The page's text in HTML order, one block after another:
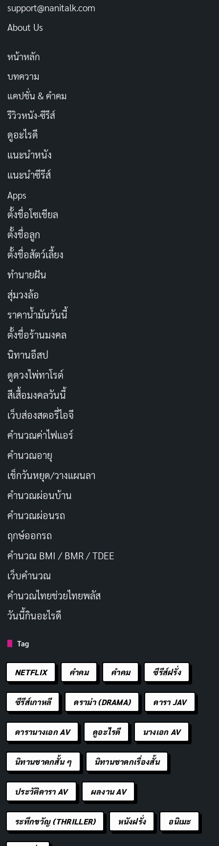
ความสามัคคีในครอบครัวและเพื่อนฝูง
ส่งท้ายปีเก่าด้วยความประทับใจและ
ส่งความรักและความสุขให้กับปีใหม่ที่
กำลังมาถึง
ปีใหม่กำลังมาถึง ขอให้ทุกคนมีความสุข
สุขภาพแข็งแรง และมีความสำเร็จใน
ทุกๆ ด้านของชีวิต
ใหม่ในปีหน้า
ปีใหม่เริ่มต้นด้วยพลังใหม่และความหวัง
ที่สดใส
ปีใหม่เริ่มต้นใหม่ พร้อมกับความหวังใหม่
ปีใหม่เริ่มต้นใหม่ ขอให้ทุกวันเต็มไปด้วย
ความสุข
ขอให้ปีใหม่นี้ นำพาโชคดีมาสู่ทุกคน
ปีใหม่คือโอกาสในการเติมเต็มความฝัน
ปีใหม่กำลังมาถึง ขอให้ทุกคนมีความสุข
เรียนรู้และพัฒนาตนเอง
ต้อนรับปีใหม่ด้วยความหวังและการเริ่ม
ต้นที่สดใส
ปีใหม่กำลังมาเยือน ขอให้ทุกคนมีความ
การสร้างสรรค์สิ่งใหม่ๆ
ปีใหม่คือโอกาสใหม่ในการเริ่มต้นใหม่
ปีใหม่นี้ ขอให้ทุกคนมีแต่เรื่องดีๆ เข้ามา
ในชีวิต
คัดลอก
ทิ้งความเครียดและปัญหาไว้ในปีเก่า
พร้อมกับเริ่มต้นปีใหม่ด้วยใจที่สดใส
คัดลอก
ส่งท้ายปีด้วยความกตัญญู ต้อนรับปีใหม่
ด้วยหัวใจที่เปี่ยมด้วยความหวังและความ
สุข
เริ่มต้นปีใหม่ด้วยความตั้งใจและความมุ่ง
คัดลอก
support@nanitalk.com
About Us
หน้าหลัก
บทความ
แคปชั่น & คำคม
รีวิวหนัง-ซีรีส์
ดูอะไรดี
แนะนำหนัง
แนะนำซีรีส์
Apps
ตั้งชื่อโซเชียล
ตั้งชื่อลูก
ตั้งชื่อสัตว์เลี้ยง
ทำนายฝัน
สุ่มวงล้อ
ราคาน้ำมันวันนี้
ตั้งชื่อร้านมงคล
นิทานอีสป
ดูดวงไพ่ทาโรต์
สีเสื้อมงคลวันนี้
เว็บส่องสตอรี่ไอจี
คำนวณค่าไฟแอร์
คำนวณอายุ
เช็กวันหยุด/วางแผนลา
คำนวณผ่อนบ้าน
คำนวณผ่อนรถ
ฤกษ์ออกรถ
คำนวณ BMI / BMR / TDEE
เว็บคํานวณ
คํานวณไทยช่วยไทยพลัส
วันนี้กินอะไรดี
Tag
NETFLIX คำคม คําคม ซีรีส์ฝรั่ง
ซีรีส์เกาหลี ดราม่า (DRAMA) ดารา JAV
ดารานางเอก AV ดูอะไรดี นางเอก AV
นิทานชาดกสั้น ๆ นิทานชาดกเรื่องสั้น
ประวัติดารา AV ผลงาน AV
ระทึกขวัญ (THRILLER) หนังฝรั่ง อนิเมะ